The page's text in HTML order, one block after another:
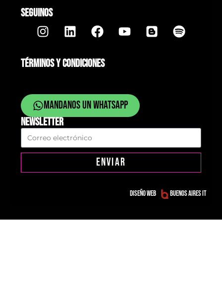
SEGUINOS
TÉRMINOS Y CONDICIONES
Mandanos un whatsapp
NEWSLETTER
ENVIAR
Diseño web Buenos Aires IT